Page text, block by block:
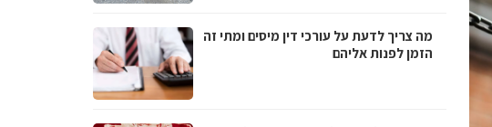
מה צריך לדעת על עורכי דין מיסים ומתי זה
הזמן לפנות אליהם